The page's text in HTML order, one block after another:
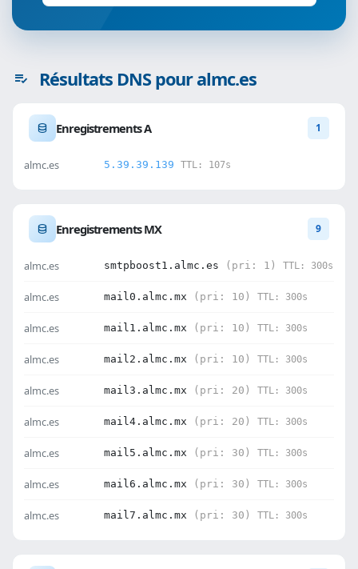
Résultats DNS pour almc.es
Enregistrements A 1
almc.es 5.39.39.139 TTL: 107s
Enregistrements MX 9
almc.es smtpboost1.almc.es (pri: 1) TTL: 300s
almc.es mail0.almc.mx (pri: 10) TTL: 300s
almc.es mail1.almc.mx (pri: 10) TTL: 300s
almc.es mail2.almc.mx (pri: 10) TTL: 300s
almc.es mail3.almc.mx (pri: 20) TTL: 300s
almc.es mail4.almc.mx (pri: 20) TTL: 300s
almc.es mail5.almc.mx (pri: 30) TTL: 300s
almc.es mail6.almc.mx (pri: 30) TTL: 300s
almc.es mail7.almc.mx (pri: 30) TTL: 300s